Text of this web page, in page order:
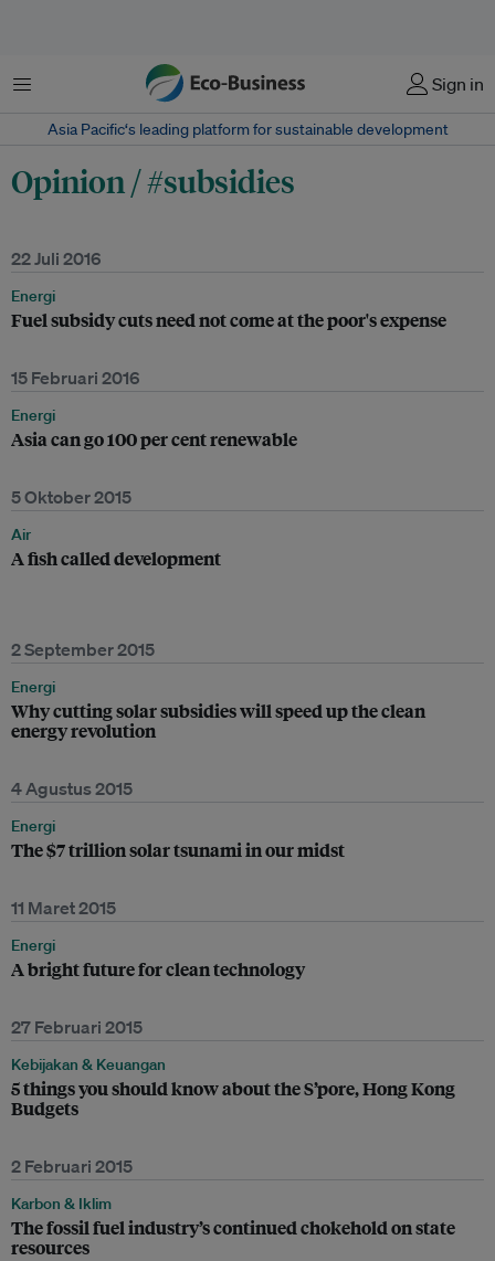
Menu Sign in
Asia Pacific‘s leading platform for sustainable development
Opinion / #subsidies
22 Juli 2016
Energi
Fuel subsidy cuts need not come at the poor's expense
15 Februari 2016
Energi
Asia can go 100 per cent renewable
5 Oktober 2015
Air
A fish called development
2 September 2015
Energi
Why cutting solar subsidies will speed up the clean
energy revolution
4 Agustus 2015
Energi
The $7 trillion solar tsunami in our midst
11 Maret 2015
Energi
A bright future for clean technology
27 Februari 2015
Kebijakan & Keuangan
5 things you should know about the S’pore, Hong Kong
Budgets
2 Februari 2015
Karbon & Iklim
The fossil fuel industry’s continued chokehold on state
resources